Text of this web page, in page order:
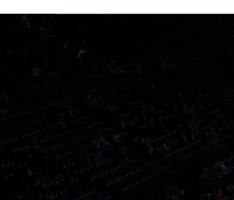
i
o
n
d
e